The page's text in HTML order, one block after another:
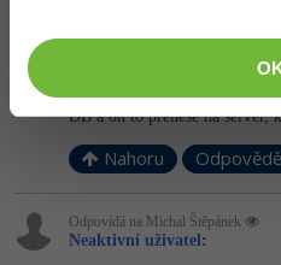
Michal Štěpánek:
Záleží na tom, kam to chceš
Database Publishing Wizard",
DB a on to přenese na server,
Nahoru
Odpovídá na Michal Štěpánek
Neaktivní uživatel :